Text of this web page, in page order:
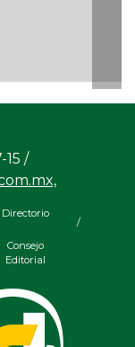
/
Directorio
/
Consejo
Editorial